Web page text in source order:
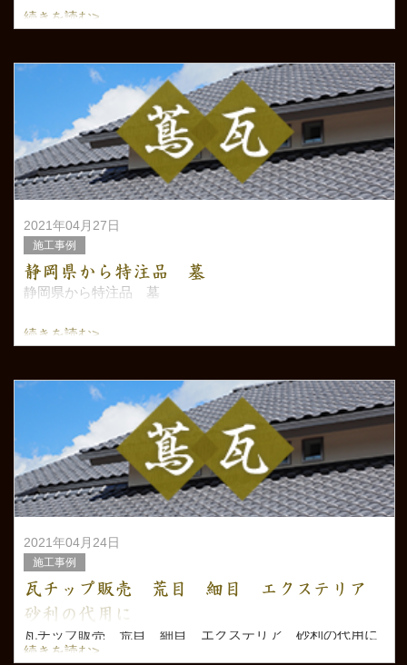
続きを読む>
2021年04月27日
施工事例
静岡県から特注品 墓
静岡県から特注品 墓
続きを読む>
2021年04月24日
施工事例
瓦チップ販売 荒目 細目 エクステリア
砂利の代用に
瓦チップ販売 荒目 細目 エクステリア 砂利の代用に
続きを読む>